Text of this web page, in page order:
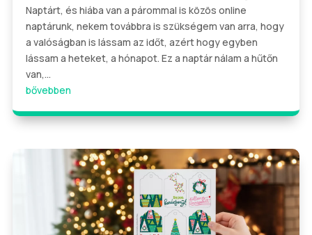
Naptárt, és hiába van a párommal is közös online
naptárunk, nekem továbbra is szükségem van arra, hogy
a valóságban is lássam az időt, azért hogy egyben
lássam a heteket, a hónapot. Ez a naptár nálam a hűtőn
van,...
bővebben